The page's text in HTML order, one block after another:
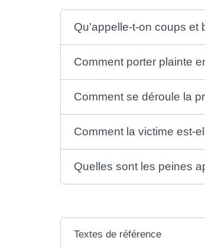
Qu'appelle-t-on coups et
Comment porter plainte
Comment se déroule la
Comment la victime est-
Quelles sont les peines
Textes de référence